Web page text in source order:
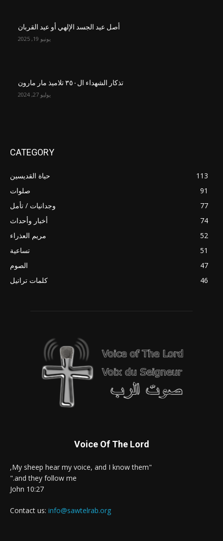
أصل عيد الجسد الإلهي أو عيد القربان
يونيو 19, 2025
تذكار الشهداء ال٣٥٠ تلاميذ مار مارون
يوليو 27, 2024
CATEGORY
حياة القديسين
113
صلوات
91
وجدانيات / تأمل
77
أخبار وأحداث
74
مريم العذراء
52
تساعية
51
الصوم
47
كلمات تراتيل
46
Voice Of The Lord
"My sheep hear my voice, and I know them,
and they follow me."
John 10:27
Contact us: info@sawtelrab.org